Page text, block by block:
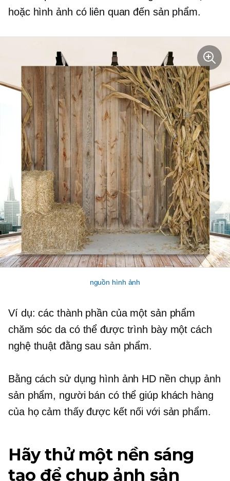
hoặc hình ảnh có liên quan đến sản phẩm.
nguồn hình ảnh
Ví dụ: các thành phần của một sản phẩm
chăm sóc da có thể được trình bày một cách
nghệ thuật đằng sau sản phẩm.
Bằng cách sử dụng hình ảnh HD nền chụp ảnh
sản phẩm, người bán có thể giúp khách hàng
của họ cảm thấy được kết nối với sản phẩm.
Hãy thử một nền sáng
tạo để chụp ảnh sản